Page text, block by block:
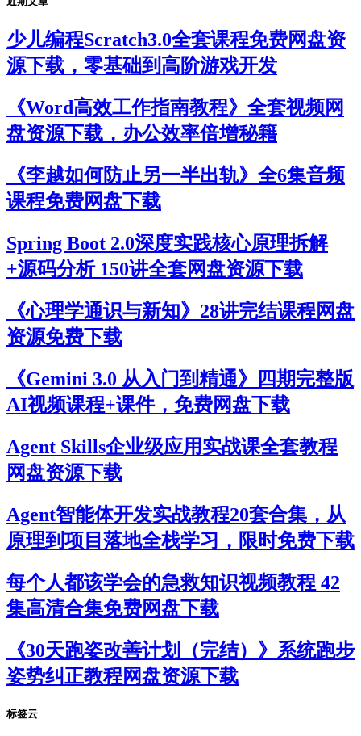
少儿编程Scratch3.0全套课程免费网盘资
源下载，零基础到高阶游戏开发
《Word高效工作指南教程》全套视频网
盘资源下载，办公效率倍增秘籍
《李越如何防止另一半出轨》全6集音频
课程免费网盘下载
Spring Boot 2.0深度实践核心原理拆解
+源码分析 150讲全套网盘资源下载
《心理学通识与新知》28讲完结课程网盘
资源免费下载
《Gemini 3.0 从入门到精通》四期完整版
AI视频课程+课件，免费网盘下载
Agent Skills企业级应用实战课全套教程
网盘资源下载
Agent智能体开发实战教程20套合集，从
原理到项目落地全栈学习，限时免费下载
每个人都该学会的急救知识视频教程 42
集高清合集免费网盘下载
《30天跑姿改善计划（完结）》系统跑步
姿势纠正教程网盘资源下载
标签云